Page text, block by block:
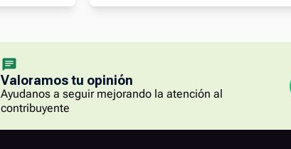
Valoramos tu opinión
Ayudanos a seguir mejorando la atención al
contribuyente